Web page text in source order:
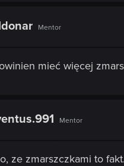
Mentor
mieć więcej
Mentor
ze zmarszczkami to